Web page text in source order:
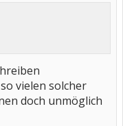
vielen solcher
doch unmöglich